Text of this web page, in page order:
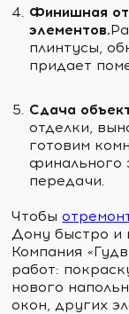
Финишная
элементов.
плинтусы,
придает
Сдача
отделки,
готовим
финального
передачи.
Чтобы
Дону быстро и
Компания
работ:
нового
окон, других